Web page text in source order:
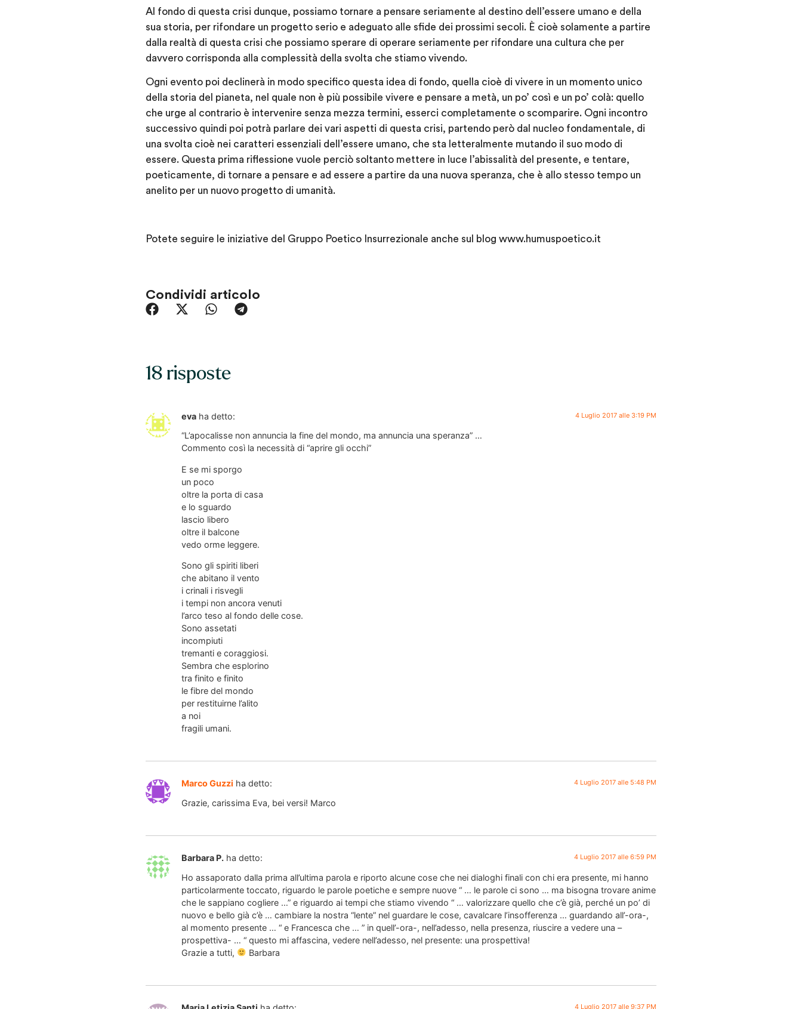
Al fondo di questa crisi dunque, possiamo tornare a pensare seriamente al destino dell’essere umano e della
sua storia, per rifondare un progetto serio e adeguato alle sfide dei prossimi secoli. È cioè solamente a partire
dalla realtà di questa crisi che possiamo sperare di operare seriamente per rifondare una cultura che per
davvero corrisponda alla complessità della svolta che stiamo vivendo.
Ogni evento poi declinerà in modo specifico questa idea di fondo, quella cioè di vivere in un momento unico
della storia del pianeta, nel quale non è più possibile vivere e pensare a metà, un po’ così e un po’ colà: quello
che urge al contrario è intervenire senza mezza termini, esserci completamente o scomparire. Ogni incontro
successivo quindi poi potrà parlare dei vari aspetti di questa crisi, partendo però dal nucleo fondamentale, di
una svolta cioè nei caratteri essenziali dell’essere umano, che sta letteralmente mutando il suo modo di
essere. Questa prima riflessione vuole perciò soltanto mettere in luce l’abissalità del presente, e tentare,
poeticamente, di tornare a pensare e ad essere a partire da una nuova speranza, che è allo stesso tempo un
anelito per un nuovo progetto di umanità.
Potete seguire le iniziative del Gruppo Poetico Insurrezionale anche sul blog www.humuspoetico.it
Condividi articolo
18 risposte
eva ha detto: 4 Luglio 2017 alle 3:19 PM
“L’apocalisse non annuncia la fine del mondo, ma annuncia una speranza” …
Commento così la necessità di “aprire gli occhi”
E se mi sporgo
un poco
oltre la porta di casa
e lo sguardo
lascio libero
oltre il balcone
vedo orme leggere.
Sono gli spiriti liberi
che abitano il vento
i crinali i risvegli
i tempi non ancora venuti
l’arco teso al fondo delle cose.
Sono assetati
incompiuti
tremanti e coraggiosi.
Sembra che esplorino
tra finito e finito
le fibre del mondo
per restituirne l’alito
a noi
fragili umani.
Marco Guzzi ha detto: 4 Luglio 2017 alle 5:48 PM
Grazie, carissima Eva, bei versi! Marco
Barbara P. ha detto: 4 Luglio 2017 alle 6:59 PM
Ho assaporato dalla prima all’ultima parola e riporto alcune cose che nei dialoghi finali con chi era presente, mi hanno
particolarmente toccato, riguardo le parole poetiche e sempre nuove “ … le parole ci sono … ma bisogna trovare anime
che le sappiano cogliere …” e riguardo ai tempi che stiamo vivendo “ … valorizzare quello che c’è già, perché un po’ di
nuovo e bello già c’è … cambiare la nostra “lente” nel guardare le cose, cavalcare l’insofferenza … guardando all’-ora-,
al momento presente … “ e Francesca che … ” in quell’-ora-, nell’adesso, nella presenza, riuscire a vedere una –
prospettiva- … “ questo mi affascina, vedere nell’adesso, nel presente: una prospettiva!
Grazie a tutti,
Barbara
4 Luglio 2017 alle 9:37 PM